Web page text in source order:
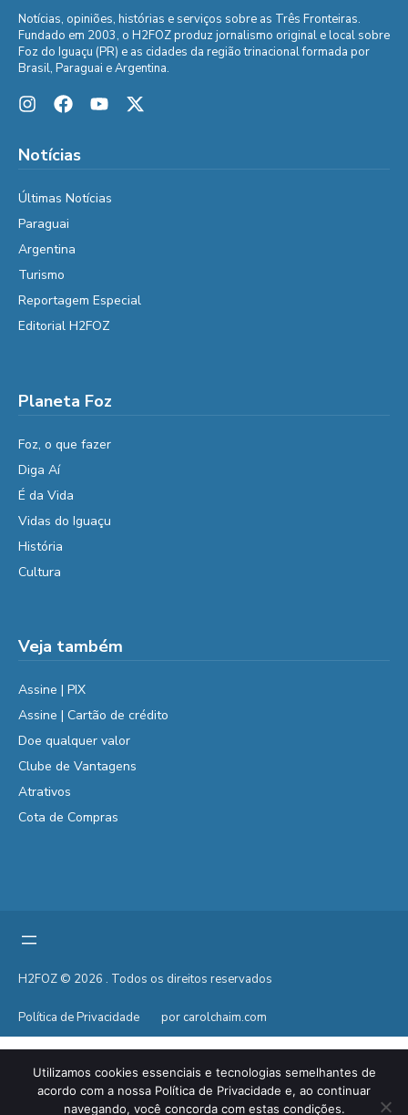
Notícias, opiniões, histórias e serviços sobre as Três Fronteiras.
Fundado em 2003, o H2FOZ produz jornalismo original e local sobre
Foz do Iguaçu (PR) e as cidades da região trinacional formada por
Brasil, Paraguai e Argentina.
Notícias
Últimas Notícias
Paraguai
Argentina
Turismo
Reportagem Especial
Editorial H2FOZ
Planeta Foz
Foz, o que fazer
Diga Aí
É da Vida
Vidas do Iguaçu
História
Cultura
Veja também
Assine | PIX
Assine | Cartão de crédito
Doe qualquer valor
Clube de Vantagens
Atrativos
Cota de Compras
H2FOZ © 2026 . Todos os direitos reservados
Política de Privacidade por carolchaim.com
Utilizamos cookies essenciais e tecnologias semelhantes de
acordo com a nossa Política de Privacidade e, ao continuar
navegando, você concorda com estas condições.